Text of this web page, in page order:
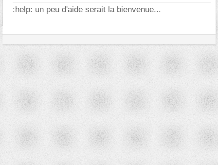
:help: un peu d'aide serait la bienvenue...